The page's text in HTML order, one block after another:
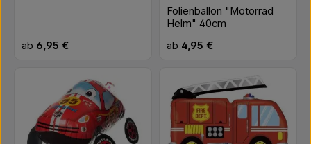
Regulärer Preis:
ab 6,95 €
Folienballon "Motorrad
Helm" 40cm
Regulärer Preis:
ab 4,95 €